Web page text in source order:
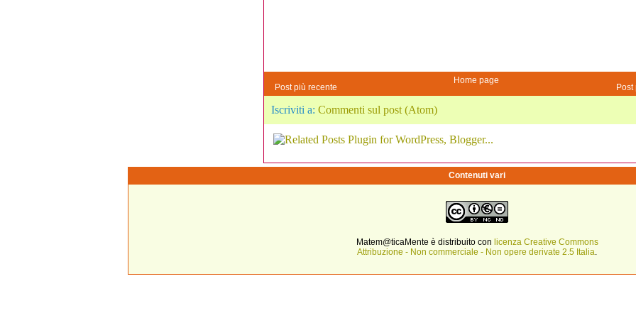
Post più recente Post
Home page
Iscriviti a: Commenti sul post (Atom)
Contenuti vari
Matem@ticaMente è distribuito con licenza Creative Commons
Attribuzione - Non commerciale - Non opere derivate 2.5 Italia